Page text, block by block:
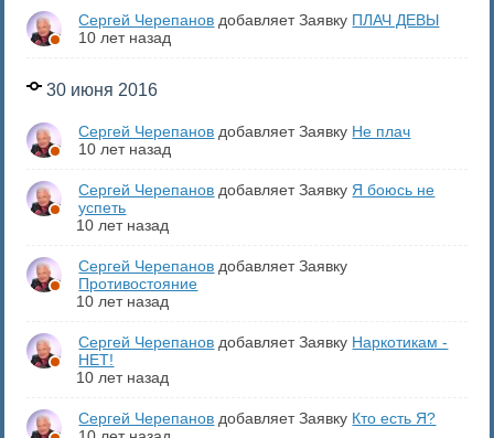
Сергей Черепанов добавляет Заявку ПЛАЧ ДЕВЫ
10 лет назад
30 июня 2016
Сергей Черепанов добавляет Заявку Не плач
10 лет назад
Сергей Черепанов добавляет Заявку Я боюсь не
успеть
10 лет назад
Сергей Черепанов добавляет Заявку
Противостояние
10 лет назад
Сергей Черепанов добавляет Заявку Наркотикам -
НЕТ!
10 лет назад
Сергей Черепанов добавляет Заявку Кто есть Я?